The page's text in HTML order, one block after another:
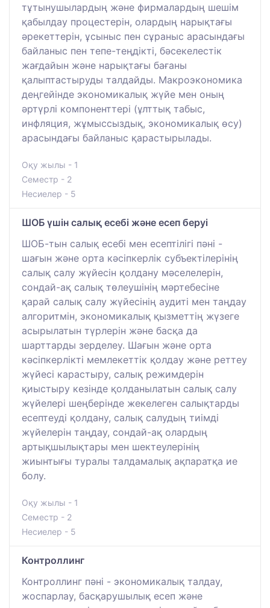
тұтынушылардың және фирмалардың шешім
қабылдау процестерін, олардың нарықтағы
әрекеттерін, ұсыныс пен сұраныс арасындағы
байланыс пен тепе-теңдікті, бәсекелестік
жағдайын және нарықтағы бағаны
қалыптастыруды талдайды. Макроэкономика
деңгейінде экономикалық жүйе мен оның
әртүрлі компоненттері (ұлттық табыс,
инфляция, жұмыссыздық, экономикалық өсу)
арасындағы байланыс қарастырылады.
Оқу жылы - 1
Семестр - 2
Несиелер - 5
ШОБ үшін салық есебі және есеп беруі
ШОБ-тын салық есебі мен есептілігі пәні -
шағын және орта кәсіпкерлік субъектілерінің
салық салу жүйесін қолдану мәселелерін,
сондай-ақ салық төлеушінің мәртебесіне
қарай салық салу жүйесінің аудиті мен таңдау
алгоритмін, экономикалық қызметтің жүзеге
асырылатын түрлерін және басқа да
шарттарды зерделеу. Шағын және орта
кәсіпкерлікті мемлекеттік қолдау және реттеу
жүйесі карастыру, салық режимдерін
қиыстыру кезінде қолданылатын салық салу
жүйелері шеңберінде жекелеген салықтарды
есептеуді қолдану, салық салудың тиімді
жүйелерін таңдау, сондай-ақ олардың
артықшылықтары мен шектеулерінің
жиынтығы туралы талдамалық ақпаратқа ие
болу.
Оқу жылы - 1
Семестр - 2
Несиелер - 5
Контроллинг
Контроллинг пәні - экономикалық талдау,
жоспарлау, басқарушылық есеп жəне